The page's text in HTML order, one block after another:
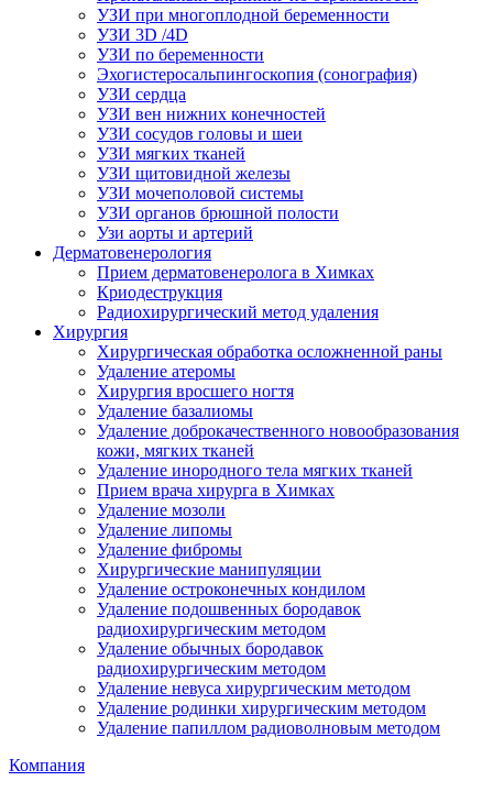
УЗИ при многоплодной беременности
УЗИ 3D /4D
УЗИ по беременности
Эхогистеросальпингоскопия (сонография)
УЗИ сердца
УЗИ вен нижних конечностей
УЗИ сосудов головы и шеи
УЗИ мягких тканей
УЗИ щитовидной железы
УЗИ мочеполовой системы
УЗИ органов брюшной полости
Узи аорты и артерий
Дерматовенерология
Прием дерматовенеролога в Химках
Криодеструкция
Радиохирургический метод удаления
Хирургия
Хирургическая обработка осложненной раны
Удаление атеромы
Хирургия вросшего ногтя
Удаление базалиомы
Удаление доброкачественного новообразования
кожи, мягких тканей
Удаление инородного тела мягких тканей
Прием врача хирурга в Химках
Удаление мозоли
Удаление липомы
Удаление фибромы
Хирургические манипуляции
Удаление остроконечных кондилом
Удаление подошвенных бородавок
радиохирургическим методом
Удаление обычных бородавок
радиохирургическим методом
Удаление невуса хирургическим методом
Удаление родинки хирургическим методом
Удаление папиллом радиоволновым методом
Компания